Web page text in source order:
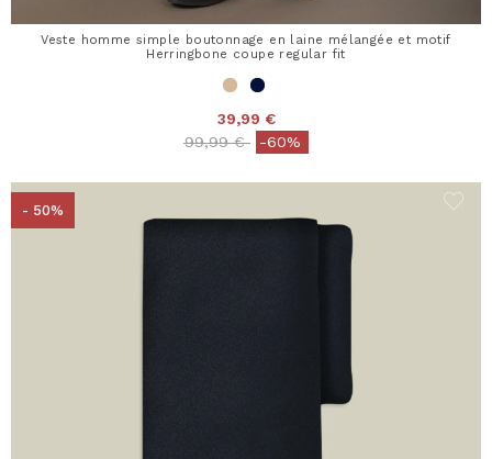
Veste homme simple boutonnage en laine mélangée et motif
Herringbone coupe regular fit
39,99 €
Price reduced from
99,99 €to-60%
- 50%